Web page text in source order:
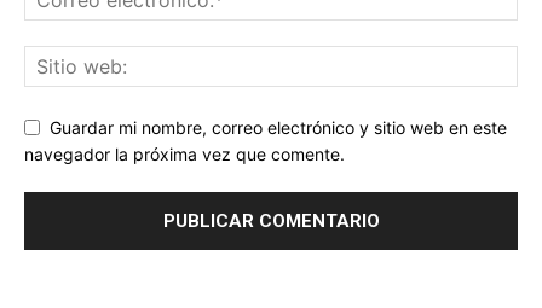
Guardar mi nombre, correo electrónico y sitio web en este
navegador la próxima vez que comente.